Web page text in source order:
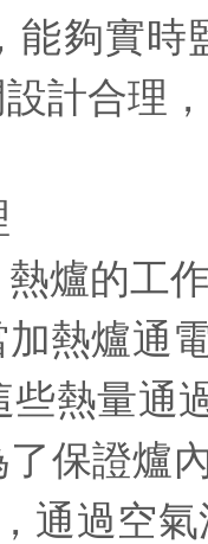
能夠實
計合理
的工作
熱爐通
些熱量通
保證爐
通過空